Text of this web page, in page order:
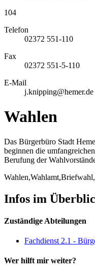
104
Telefon
02372 551-110
Fax
02372 551-5-110
E-Mail
j.knipping@hemer.de
Wahlen
Das Bürgerbüro Stadt
beginnen die
Berufung der
Infos im
Zuständige Abteilungen
Fachdienst 2.1 -
Wer hilft mir weiter?